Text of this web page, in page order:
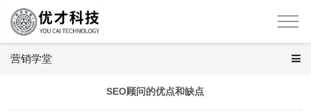
营销学堂
SEO顾问的优点和缺点